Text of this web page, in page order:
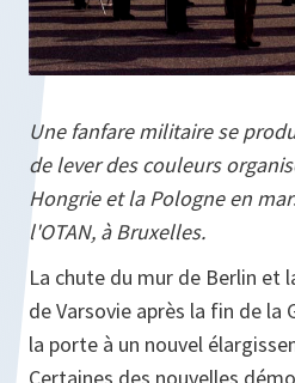
Une fanfare militaire se
de lever des couleurs
Hongrie et la Pologne en
l'OTAN, à Bruxelles.
La chute du mur de Berlin et
de Varsovie après la fin de
la porte à un nouvel